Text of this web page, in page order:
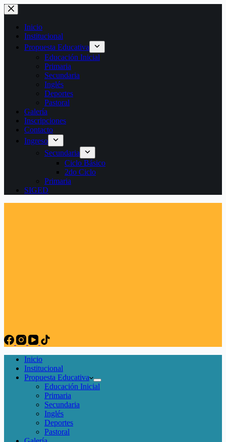
Saltar
al
contenido
Inicio
Institucional
Propuesta Educativa
Educación Inicial
Primaria
Secundaria
Inglés
Deportes
Pastoral
Galería
Inscripciones
Contacto
Ingreso
Secundaria
Ciclo Básico
2do Ciclo
Primaria
SIGED
Inicio
Institucional
Propuesta Educativa
Educación Inicial
Primaria
Secundaria
Inglés
Deportes
Pastoral